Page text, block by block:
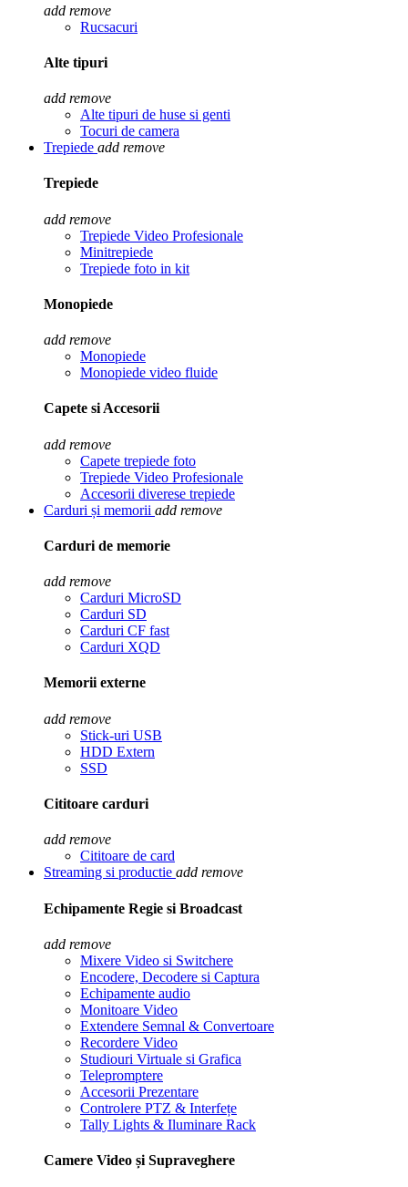
add remove
Rucsacuri
Alte tipuri
add remove
Alte tipuri de huse si genti
Tocuri de camera
Trepiede add remove
Trepiede
add remove
Trepiede Video Profesionale
Minitrepiede
Trepiede foto in kit
Monopiede
add remove
Monopiede
Monopiede video fluide
Capete si Accesorii
add remove
Capete trepiede foto
Trepiede Video Profesionale
Accesorii diverese trepiede
Carduri și memorii add remove
Carduri de memorie
add remove
Carduri MicroSD
Carduri SD
Carduri CF fast
Carduri XQD
Memorii externe
add remove
Stick-uri USB
HDD Extern
SSD
Cititoare carduri
add remove
Cititoare de card
Streaming si productie add remove
Echipamente Regie si Broadcast
add remove
Mixere Video si Switchere
Encodere, Decodere si Captura
Echipamente audio
Monitoare Video
Extendere Semnal & Convertoare
Recordere Video
Studiouri Virtuale si Grafica
Telepromptere
Accesorii Prezentare
Controlere PTZ & Interfețe
Tally Lights & Iluminare Rack
Camere Video și Supraveghere